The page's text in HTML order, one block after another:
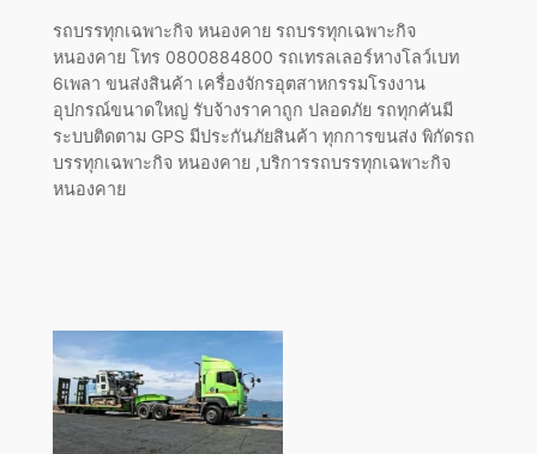
รถบรรทุกเฉพาะกิจ หนองคาย รถบรรทุกเฉพาะกิจ
หนองคาย โทร 0800884800 รถเทรลเลอร์หางโลว์เบท
6เพลา ขนส่งสินค้า เครื่องจักรอุตสาหกรรมโรงงาน
อุปกรณ์ขนาดใหญ่ รับจ้างราคาถูก ปลอดภัย รถทุกคันมี
ระบบติดตาม GPS มีประกันภัยสินค้า ทุกการขนส่ง พิกัดรถ
บรรทุกเฉพาะกิจ หนองคาย ,บริการรถบรรทุกเฉพาะกิจ
หนองคาย